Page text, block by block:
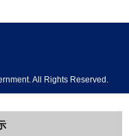
All Rights Reserved.